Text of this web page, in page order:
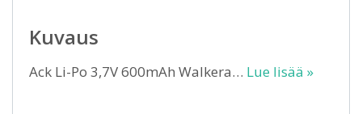
Kuvaus
Ack Li-Po 3,7V 600mAh Walkera… Lue lisää »